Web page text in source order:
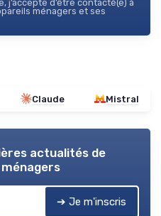
j’accepte d’être contacté(e) à
ménagers et ses
Claude Mistral
actualités de
➔ Je m'inscris